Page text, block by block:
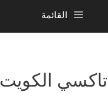
القائمة
الكويت